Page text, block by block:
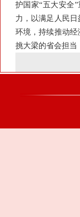
护国家“五大安全
力，以满足人民
环境，持续推动
挑大梁的省会担当